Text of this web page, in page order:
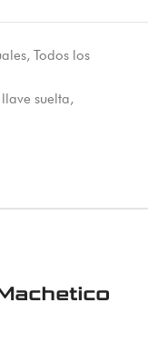
, Todos los
llave suelta,